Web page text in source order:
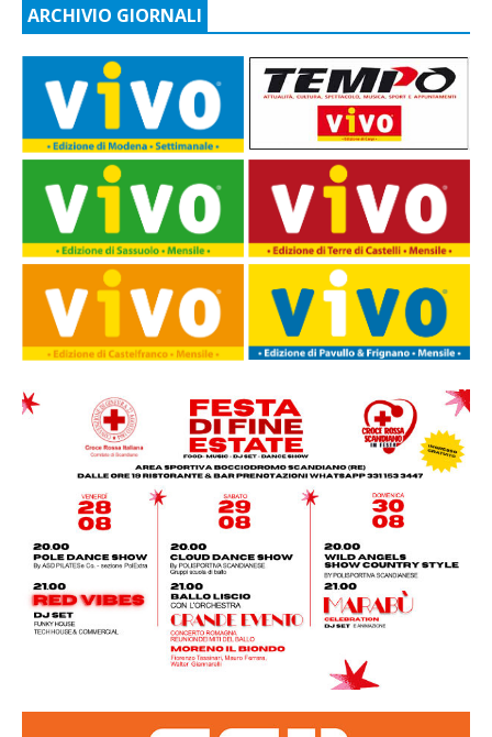
ARCHIVIO GIORNALI